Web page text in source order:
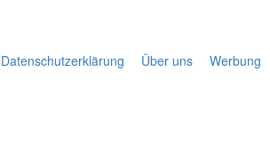
Datenschutzerklärung Über uns Werbung